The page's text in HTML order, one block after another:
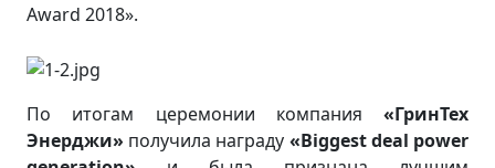
Award 2018».
По итогам церемонии компания «ГринТех
Энерджи» получила награду «Biggest deal power